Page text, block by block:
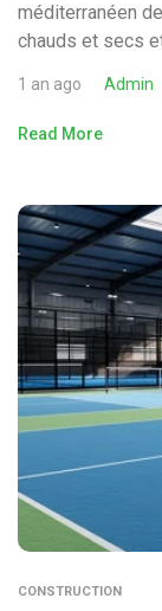
méditerranéen
chauds et secs
1 an ago Admin
Read More
CONSTRUCTION